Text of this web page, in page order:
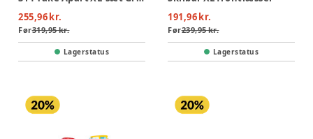
255,96 kr.
Før319,95 kr.
Lagerstatus
191,96 kr.
Før239,95 kr.
Lagerstatus